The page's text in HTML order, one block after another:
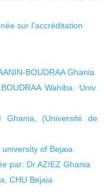
sur l’accréditation
BOUDRAA Ghania
Wahiba. Univ.
Ghania, (Université de
of Bejaia
par: Dr AZIEZ Ghania
CHU Bejaia